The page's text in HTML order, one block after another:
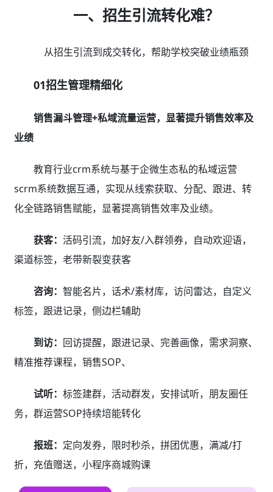
一、招生引流转化难？
从招生引流到成交转化，帮助学校突破业绩瓶颈
01招生管理精细化
销售漏斗管理+私域流量运营，显著提升销售效率及
业绩
教育行业crm系统与基于企微生态私的私域运营
scrm系统数据互通，实现从线索获取、分配、跟进、转
化全链路销售赋能，显著提高销售效率及业绩。
获客： 活码引流，加好友/入群领券，自动欢迎语，
渠道标签，老带新裂变获客
咨询： 智能名片，话术/素材库，访问雷达，自定义
标签，跟进记录，侧边栏辅助
到访： 回访提醒，跟进记录、完善画像，需求洞察、
精准推荐课程，销售SOP、
试听： 标签建群，活动群发，安排试听，朋友圈任
务，群运营SOP持续培能转化
报班： 定向发券，限时秒杀，拼团优惠，满减/打
折，充值赠送，小程序商城购课